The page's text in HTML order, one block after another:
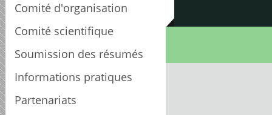
Comité d'organisation
Comité scientifique
Soumission des résumés
Informations pratiques
Partenariats